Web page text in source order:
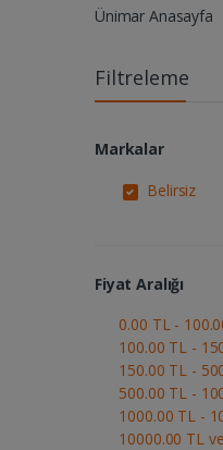
Ünimar Anasayfa
Filtreleme
Markalar
Belirsiz
Fiyat Aralığı
0.00 TL -
100.00 TL -
150.00 TL -
500.00 TL -
1000.00 TL -
10000.00 TL